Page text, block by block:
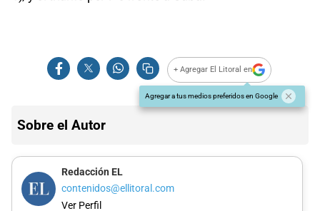
+ Agregar El Litoral en
Agregar a tus medios preferidos en Google
Sobre el Autor
Redacción EL
contenidos@ellitoral.com
Ver Perfil